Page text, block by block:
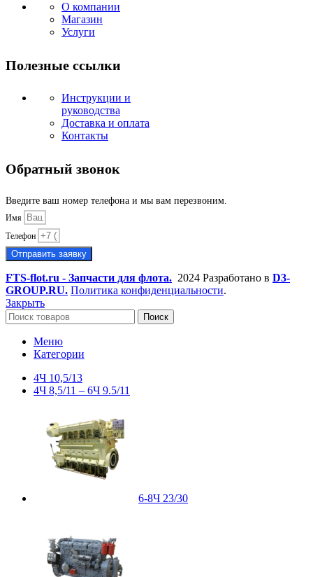
О компании
Магазин
Услуги
Полезные ссылки
Инструкции и
руководства
Доставка и оплата
Контакты
Обратный звонок
Введите ваш номер телефона и мы вам перезвоним.
Имя
Телефон
Отправить заявку
FTS-flot.ru - Запчасти для флота. 2024 Разработано в D3-
GROUP.RU. Политика конфиденциальности.
Закрыть
Поиск
Меню
Категории
4Ч 10,5/13
4Ч 8,5/11 – 6Ч 9.5/11
6-8Ч 23/30